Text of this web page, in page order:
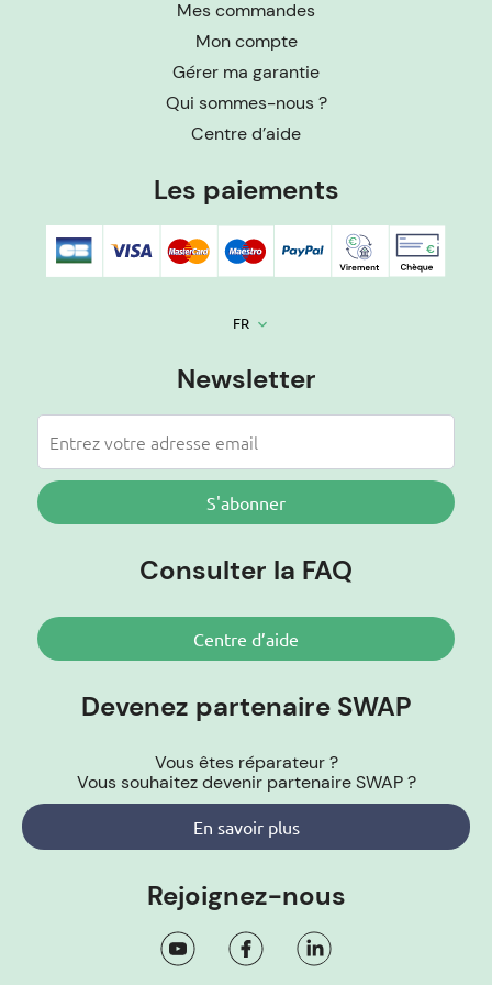
Mes commandes
Mon compte
Gérer ma garantie
Qui sommes-nous ?
Centre d’aide
Les paiements
FR keyboard_arrow_down
Newsletter
S'abonner
Consulter la FAQ
Centre d’aide
Devenez partenaire SWAP
Vous êtes réparateur ?
Vous souhaitez devenir partenaire SWAP ?
En savoir plus
Rejoignez-nous